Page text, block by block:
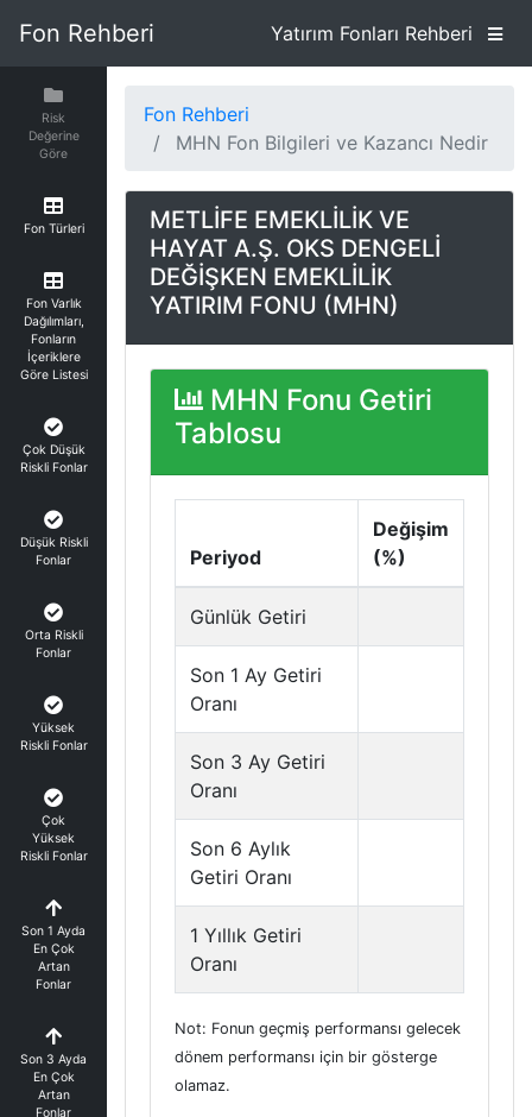
Fon Rehberi Yatırım Fonları Rehberi
Risk
Değerine
Göre
Fon Türleri
Fon Varlık
Dağılımları,
Fonların
İçeriklere
Göre Listesi
Çok Düşük
Riskli Fonlar
Düşük Riskli
Fonlar
Orta Riskli
Fonlar
Yüksek
Riskli Fonlar
Çok
Yüksek
Riskli Fonlar
Son 1 Ayda
En Çok
Artan
Fonlar
Son 3 Ayda
En Çok
Artan
Fonlar
Fon Rehberi
MHN Fon Bilgileri ve Kazancı Nedir
METLİFE EMEKLİLİK VE
HAYAT A.Ş. OKS DENGELİ
DEĞİŞKEN EMEKLİLİK
YATIRIM FONU (MHN)
MHN Fonu Getiri
Tablosu
Periyod
Değişim
(%)
Günlük Getiri
Son 1 Ay Getiri
Oranı
Son 3 Ay Getiri
Oranı
Son 6 Aylık
Getiri Oranı
1 Yıllık Getiri
Oranı
Not: Fonun geçmiş performansı gelecek
dönem performansı için bir gösterge
olamaz.